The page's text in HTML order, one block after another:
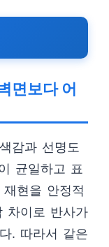
면보다 어
감과 선명도
균일하고 표
현을 안정적
차이로 반사가
. 따라서 같은